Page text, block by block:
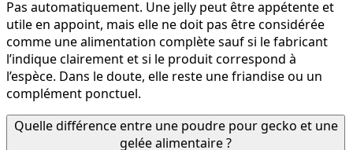
Pas automatiquement. Une jelly peut être appétente et
utile en appoint, mais elle ne doit pas être considérée
comme une alimentation complète sauf si le fabricant
l’indique clairement et si le produit correspond à
l’espèce. Dans le doute, elle reste une friandise ou un
complément ponctuel.
Quelle différence entre une poudre pour gecko et une
gelée alimentaire ?